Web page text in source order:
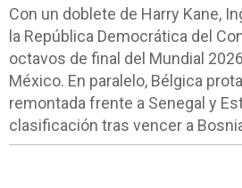
Con un doblete de Harry Kane,
la República Democrática del
octavos de final del Mundial
México. En paralelo, Bélgica
remontada frente a Senegal y
clasificación tras vencer a